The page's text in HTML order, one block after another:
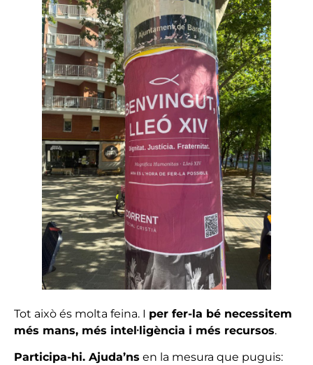
Tot això és molta feina. I per fer-la bé necessitem
més mans, més intel·ligència i més recursos.
Participa-hi. Ajuda’ns en la mesura que puguis: